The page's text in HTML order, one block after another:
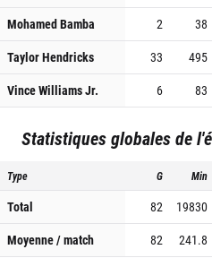
Mohamed Bamba
2 38
Taylor Hendricks
33 495
Vince Williams Jr.
6 83
Statistiques globales de
Type G Min
Total 82 19830
Moyenne / match
82 241.8